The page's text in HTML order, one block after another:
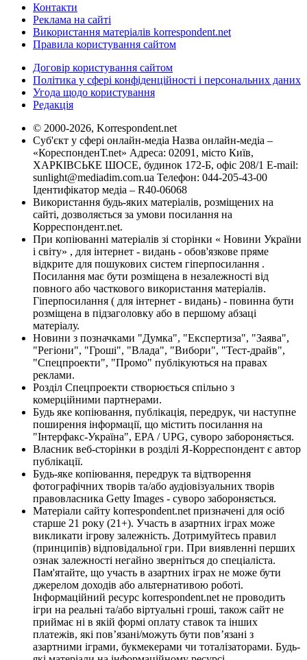
Контакти
Реклама на сайті
Використання матеріалів korrespondent.net
Правила користування сайтом
Договір користування сайтом
Політика у сфері конфіденційності і персональних даних
Угода щодо користування
Редакція
© 2000-2026, Korrespondent.net
Суб'єкт у сфері онлайн-медіа Назва онлайн-медіа –
«КореспонденТ.net» Адреса: 02091, місто Київ,
ХАРКІВСЬКЕ ШОСЕ, будинок 172-Б, офіс 208/1 E-mail:
sunlight@mediadim.com.ua Телефон: 044-205-43-00
Ідентифікатор медіа – R40-06068
Використання будь-яких матеріалів, розміщених на
сайті, дозволяється за умови посилання на
Корреспондент.net.
При копіюванні матеріалів зі сторінки « Новини України
і світу» , для інтернет - видань - обов'язкове пряме
відкрите для пошукових систем гіперпосилання .
Посилання має бути розміщена в незалежності від
повного або часткового використання матеріалів.
Гіперпосилання ( для інтернет - видань) - повинна бути
розміщена в підзаголовку або в першому абзаці
матеріалу.
Новини з позначками "Думка", "Експертиза", "Заява",
"Регіони", "Гроші", "Влада", "Вибори", "Тест-драйв",
"Спецпроекти", "Промо" публікуються на правах
реклами.
Розділ Спецпроекти створюється спільно з
комерційними партнерами.
Будь яке копіювання, публікація, передрук, чи наступне
поширення інформації, що містить посилання на
"Інтерфакс-Україна", EPA / UPG, суворо забороняється.
Власник веб-сторінки в розділі Я-Корреспондент є автор
публікації.
Будь-яке копіювання, передрук та відтворення
фотографічних творів та/або аудіовізуальних творів
правовласника Getty Images - суворо забороняється.
Матеріали сайту korrespondent.net призначені для осіб
старше 21 року (21+). Участь в азартних іграх може
викликати ігрову залежність. Дотримуйтесь правил
(принципів) відповідальної гри. При виявленні перших
ознак залежності негайно зверніться до спеціаліста.
Пам'ятайте, що участь в азартних іграх не може бути
джерелом доходів або альтернативою роботі.
Інформаційний ресурс korrespondent.net не проводить
ігри на реальні та/або віртуальні гроші, також сайт не
приймає ні в якій формі оплату ставок та інших
платежів, які пов’язані/можуть бути пов’язані з
азартними іграми, букмекерами чи тоталізаторами. Будь-